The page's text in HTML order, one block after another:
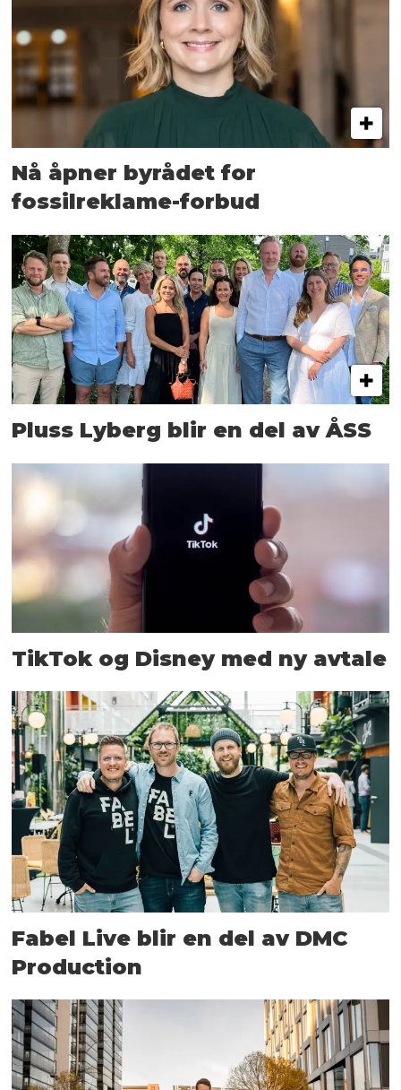
Nå åpner byrådet for
fossilreklame-forbud
Pluss Lyberg blir en del av ÅSS
TikTok og Disney med ny avtale
Fabel Live blir en del av DMC
Production